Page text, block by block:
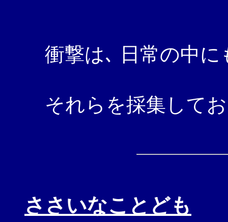
衝撃は､ 日常の中
それらを採集して
ささいなことども